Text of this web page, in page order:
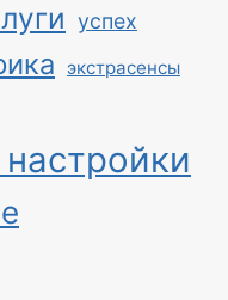
успех
экстрасенсы